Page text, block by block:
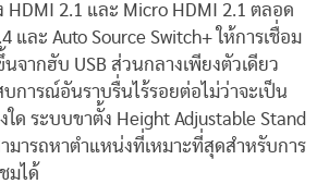
HDMI 2.1 และ Micro HDMI 2.1 ตลอด
และ Auto Source Switch+ ให้การเชื่อม
จากฮับ USB ส่วนกลางเพียงตัวเดียว
การณ์อันราบรื่นไร้รอยต่อไม่ว่าจะเป็น
ด ระบบขาตั้ง Height Adjustable Stand
ามารถหาตำแหน่งที่เหมาะที่สุดสำหรับการ
มได้